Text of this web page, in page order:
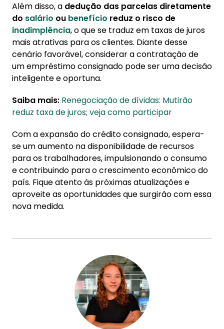
Além disso, a dedução das parcelas diretamente
do salário ou benefício reduz o risco de
inadimplência, o que se traduz em taxas de juros
mais atrativas para os clientes. Diante desse
cenário favorável, considerar a contratação de
um empréstimo consignado pode ser uma decisão
inteligente e oportuna.
Saiba mais: Renegociação de dívidas: Mutirão
reduz taxa de juros; veja como participar
Com a expansão do crédito consignado, espera-
se um aumento na disponibilidade de recursos
para os trabalhadores, impulsionando o consumo
e contribuindo para o crescimento econômico do
país. Fique atento às próximas atualizações e
aproveite as oportunidades que surgirão com essa
nova medida.